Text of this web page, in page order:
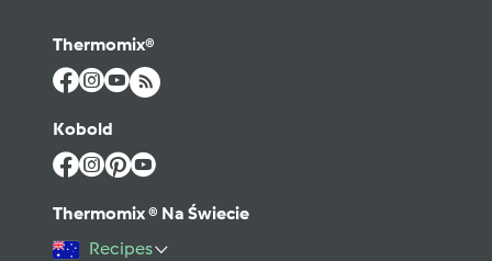
Thermomix®
Kobold
Thermomix ® Na Świecie
Recipes